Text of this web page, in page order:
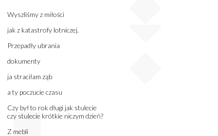
Wyszliśmy z miłości
jak z katastrofy lotniczej.
Przepadły ubrania
dokumenty
ja straciłam ząb
a ty poczucie czasu
Czy był to rok długi jak stulecie
czy stulecie krótkie niczym dzień?
Z mebli